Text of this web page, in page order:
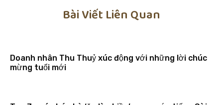
Bài Viết Liên Quan
Doanh nhân Thu Thuỷ xúc động với những lời chúc
mừng tuổi mới